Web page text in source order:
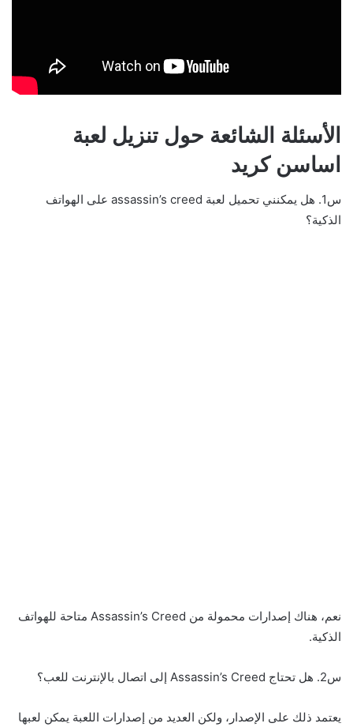
الأسئلة الشائعة حول تنزيل لعبة
اساسن كريد
س1. هل يمكنني تحميل لعبة assassin’s creed على الهواتف
الذكية؟
نعم، هناك إصدارات محمولة من Assassin’s Creed متاحة للهواتف
الذكية.
س2. هل تحتاج Assassin’s Creed إلى اتصال بالإنترنت للعب؟
يعتمد ذلك على الإصدار، ولكن العديد من إصدارات اللعبة يمكن لعبها